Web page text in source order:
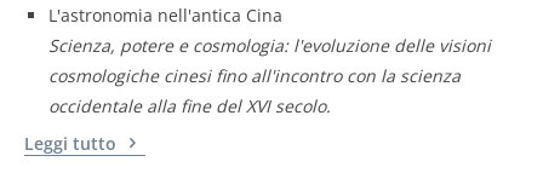
L'astronomia nell'antica Cina
Scienza, potere e cosmologia: l'evoluzione delle visioni
cosmologiche cinesi fino all'incontro con la scienza
occidentale alla fine del XVI secolo.
Leggi tutto